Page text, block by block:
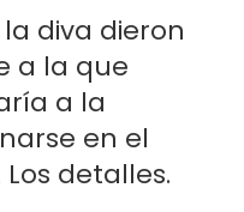
diva dieron
a la que
a la
en el
detalles.